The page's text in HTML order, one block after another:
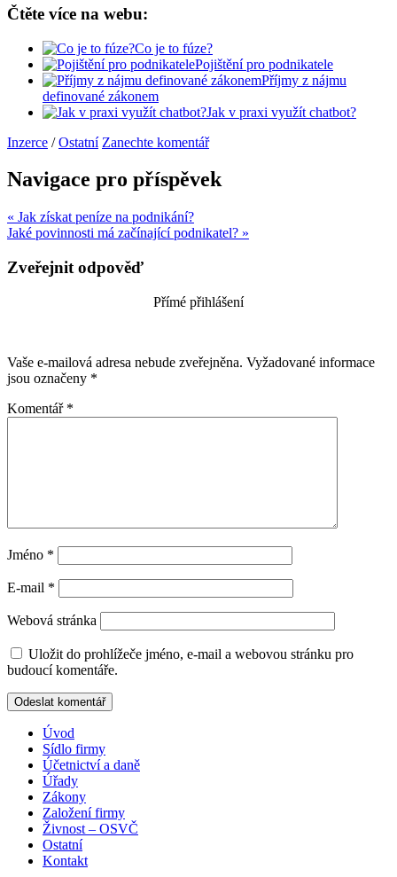
Čtěte více na webu:
Co je to fúze?
Pojištění pro podnikatele
Příjmy z nájmu
definované zákonem
Jak v praxi využít chatbot?
Inzerce /Ostatní Zanechte komentář
Navigace pro příspěvek
« Jak získat peníze na podnikání?
Jaké povinnosti má začínající podnikatel? »
Zveřejnit odpověď
Přímé přihlášení
Vaše e-mailová adresa nebude zveřejněna. Vyžadované informace
jsou označeny *
Komentář *
Jméno *
E-mail *
Webová stránka
Uložit do prohlížeče jméno, e-mail a webovou stránku pro
budoucí komentáře.
Úvod
Sídlo firmy
Účetnictví a daně
Úřady
Zákony
Založení firmy
Živnost – OSVČ
Ostatní
Kontakt